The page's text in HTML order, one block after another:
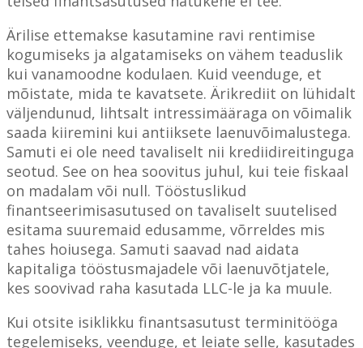
Ärilise ettemakse kasutamine ravi rentimise
kogumiseks ja algatamiseks on vähem teaduslik
kui vanamoodne kodulaen. Kuid veenduge, et
mõistate, mida te kavatsete. Ärikrediit on lühidalt
väljendunud, lihtsalt intressimääraga on võimalik
saada kiiremini kui antiiksete laenuvõimalustega.
Samuti ei ole need tavaliselt nii krediidireitinguga
seotud. See on hea soovitus juhul, kui teie fiskaal
on madalam või null. Tööstuslikud
finantseerimisasutused on tavaliselt suutelised
esitama suuremaid edusamme, võrreldes mis
tahes hoiusega. Samuti saavad nad aidata
kapitaliga tööstusmajadele või laenuvõtjatele,
kes soovivad raha kasutada LLC-le ja ka muule.
Kui otsite isiklikku finantsasutust terminitööga
tegelemiseks, veenduge, et leiate selle, kasutades